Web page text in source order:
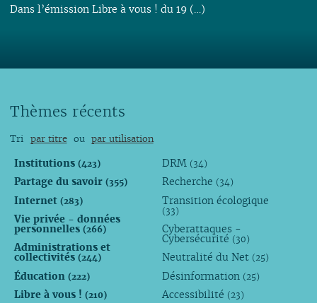
Dans l’émission Libre à vous ! du 19 (…)
Thèmes récents
Tri par titre ou par utilisation
Institutions (423)
Partage du savoir (355)
Internet (283)
Vie privée - données
personnelles (266)
Administrations et
collectivités (244)
Éducation (222)
Libre à vous ! (210)
DRM (34)
Recherche (34)
Transition écologique
(33)
Cyberattaques -
Cybersécurité (30)
Neutralité du Net (25)
Désinformation (25)
Accessibilité (23)